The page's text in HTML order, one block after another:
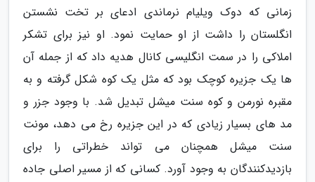
زمانی که دوک ویلیام نرماندی ادعای بر تخت نشستن
انگلستان را داشت از او حمایت نمود. او نیز برای تشکر
املاکی را در سمت انگلیسی کانال هدیه داد که از جمله آن
ها یک جزیره کوچک بود که مثل یک کوه شکل گرفته و به
مقبره نورمن و کوه سنت میشل تبدیل شد. با وجود جزر و
مد های بسیار زیادی که در این جزیره رخ می دهد، مونت
سنت میشل همچنان می تواند خطراتی را برای
بازدیدکنندگان به وجود آورد. کسانی که از مسیر اصلی جاده